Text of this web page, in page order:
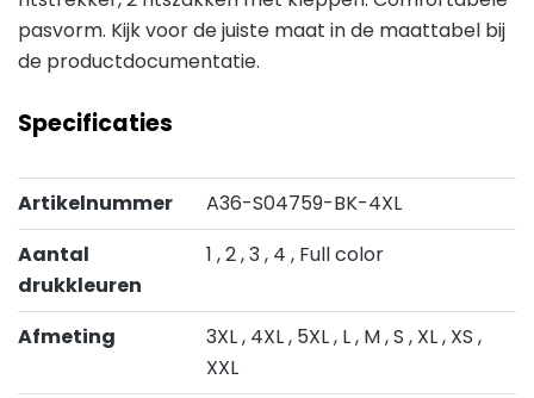
pasvorm. Kijk voor de juiste maat in de maattabel bij
de productdocumentatie.
Specificaties
Artikelnummer
A36-S04759-BK-4XL
Aantal
drukkleuren
1 , 2, 3, 4 , Full color
Afmeting 3XL, 4XL, 5XL, L, M, S , XL, XS ,
XXL